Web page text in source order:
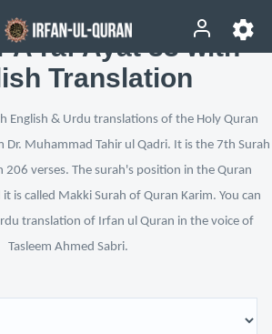
A‘raf Ayat 33 with
Translation
English & Urdu translations of the Holy Quran
Dr. Muhammad Tahir ul Qadri. It is the 7th Surah
206 verses. The surah's position in the Quran
is called Makki Surah of Quran Karim. You can
translation of Irfan ul Quran in the voice of
Tasleem Ahmed Sabri.